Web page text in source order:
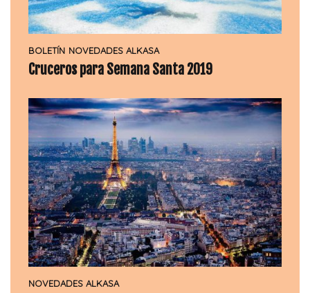
BOLETÍN NOVEDADES ALKASA
Cruceros para Semana Santa 2019
NOVEDADES ALKASA